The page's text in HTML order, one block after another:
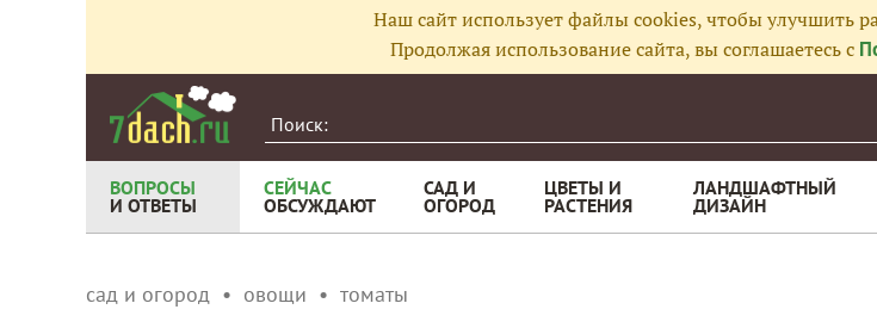
Наш сайт использует файлы cookies, чтобы улучшить
Продолжая использование сайта, вы соглашаетесь с
ВОПРОСЫ
И ОТВЕТЫ
СЕЙЧАС
ОБСУЖДАЮТ
САД И
ОГОРОД
ЦВЕТЫ И
РАСТЕНИЯ
ЛАНДШАФТНЫЙ
ДИЗАЙН
сад и огород овощи томаты